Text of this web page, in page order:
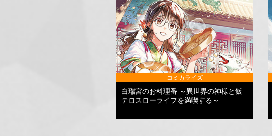
コミカライズ
白瑞宮のお料理番 ～異世界の神様と飯
テロスローライフを満喫する～